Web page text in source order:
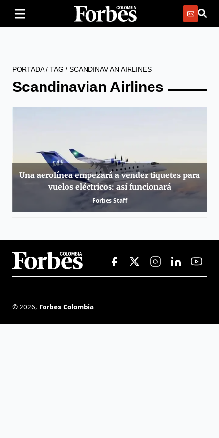
PORTADA/ TAG / SCANDINAVIAN AIRLINES
Scandinavian Airlines
Una aerolínea empezará a vender tiquetes para
vuelos eléctricos: así funcionará
Forbes Staff
© 2026, Forbes Colombia